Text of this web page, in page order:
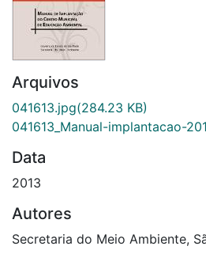
Arquivos
041613.jpg(284.23 KB)
041613_Manual-implantacao-
Data
2013
Autores
Secretaria do Meio Ambiente,